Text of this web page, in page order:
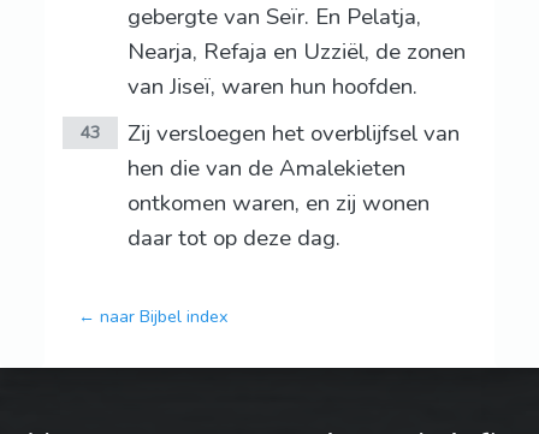
gebergte van Seïr. En Pelatja,
Nearja, Refaja en Uzziël, de zonen
van Jiseï, waren hun hoofden.
43
Zij versloegen het overblijfsel van
hen die van de Amalekieten
ontkomen waren, en zij wonen
daar tot op deze dag.
← naar Bijbel index